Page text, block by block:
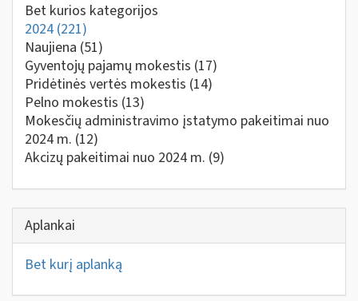
Bet kurios kategorijos
2024 (221)
Naujiena (51)
Gyventojų pajamų mokestis (17)
Pridėtinės vertės mokestis (14)
Pelno mokestis (13)
Mokesčių administravimo įstatymo pakeitimai nuo
2024 m. (12)
Akcizų pakeitimai nuo 2024 m. (9)
Aplankai
Bet kurį aplanką